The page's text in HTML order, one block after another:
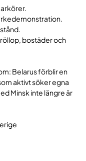
bostäder och
Belarus förblir en
aktivt söker egna
Minsk inte längre är